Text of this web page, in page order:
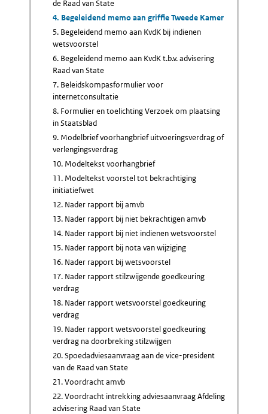
de Raad van State
4. Begeleidend memo aan griffie Tweede Kamer
5. Begeleidend memo aan KvdK bij indienen
wetsvoorstel
6. Begeleidend memo aan KvdK t.b.v. advisering
Raad van State
7. Beleidskompasformulier voor
internetconsultatie
8. Formulier en toelichting Verzoek om plaatsing
in Staatsblad
9. Modelbrief voorhangbrief uitvoeringsverdrag of
verlengingsverdrag
10. Modeltekst voorhangbrief
11. Modeltekst voorstel tot bekrachtiging
initiatiefwet
12. Nader rapport bij amvb
13. Nader rapport bij niet bekrachtigen amvb
14. Nader rapport bij niet indienen wetsvoorstel
15. Nader rapport bij nota van wijziging
16. Nader rapport bij wetsvoorstel
17. Nader rapport stilzwijgende goedkeuring
verdrag
18. Nader rapport wetsvoorstel goedkeuring
verdrag
19. Nader rapport wetsvoorstel goedkeuring
verdrag na doorbreking stilzwijgen
20. Spoedadviesaanvraag aan de vice-president
van de Raad van State
21. Voordracht amvb
22. Voordracht intrekking adviesaanvraag Afdeling
advisering Raad van State